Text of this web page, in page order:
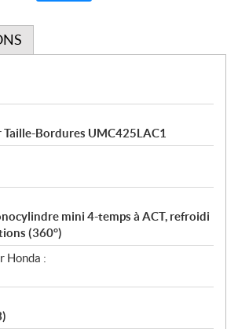
Taille-Bordures UMC425LAC1
mini 4-temps à ACT, refroidi
(360°)
Honda :